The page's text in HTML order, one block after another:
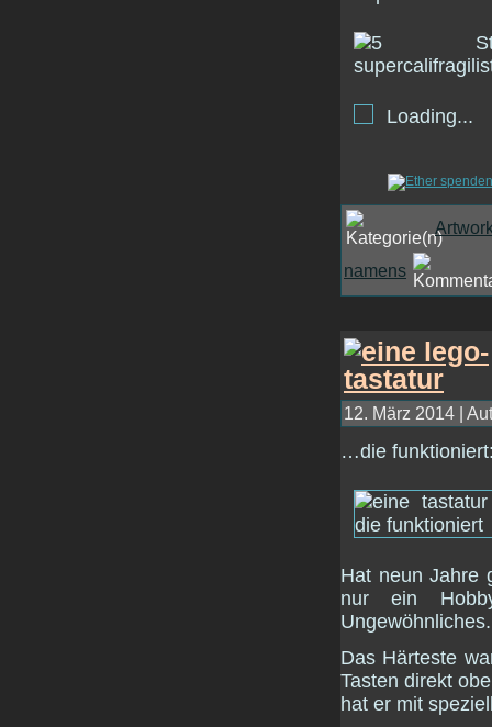
Loading...
namens
12. März 2014 |
…die
Hat neun Jahre
nur ein
Ungewöhnliches.
Das Härteste
Tasten direkt
hat er mit